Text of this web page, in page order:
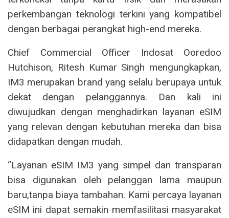
perkembangan teknologi terkini yang kompatibel
dengan berbagai perangkat high-end mereka.
Chief Commercial Officer Indosat Ooredoo
Hutchison, Ritesh Kumar Singh mengungkapkan,
IM3 merupakan brand yang selalu berupaya untuk
dekat dengan pelanggannya. Dan kali ini
diwujudkan dengan menghadirkan layanan eSIM
yang relevan dengan kebutuhan mereka dan bisa
didapatkan dengan mudah.
“Layanan eSIM IM3 yang simpel dan transparan
bisa digunakan oleh pelanggan lama maupun
baru,tanpa biaya tambahan. Kami percaya layanan
eSIM ini dapat semakin memfasilitasi masyarakat